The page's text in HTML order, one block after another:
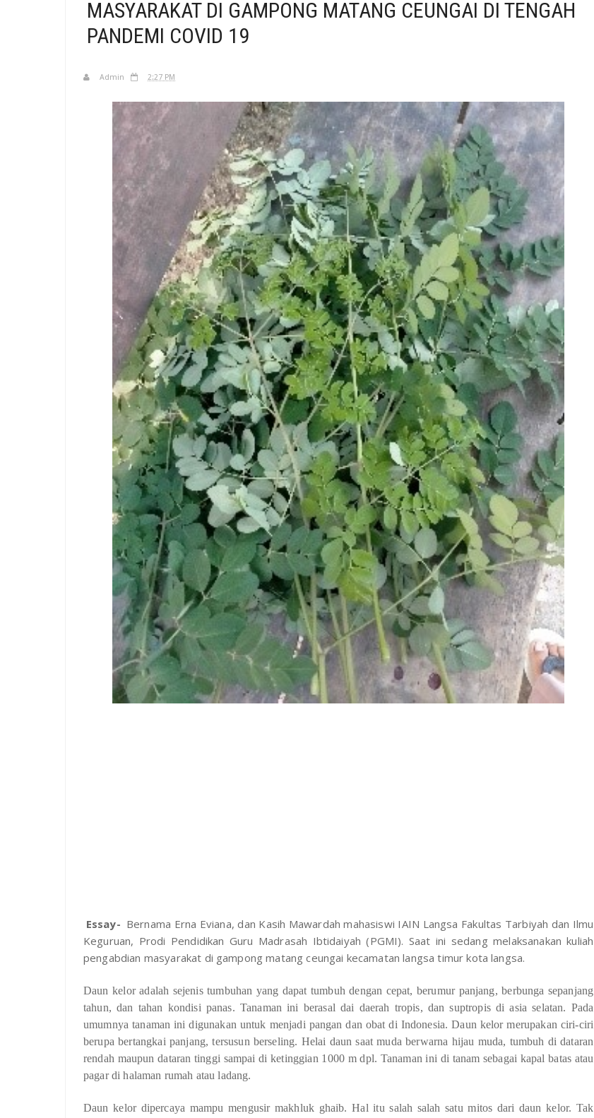
MASYARAKAT DI GAMPONG MATANG CEUNGAI DI TENGAH
PANDEMI COVID 19
Admin 2:27 PM
Essay- Bernama Erna Eviana, dan Kasih Mawardah mahasiswi IAIN Langsa Fakultas Tarbiyah dan Ilmu
Keguruan, Prodi Pendidikan Guru Madrasah Ibtidaiyah (PGMI). Saat ini sedang melaksanakan kuliah
pengabdian masyarakat di gampong matang ceungai kecamatan langsa timur kota langsa.
Daun kelor adalah sejenis tumbuhan yang dapat tumbuh dengan cepat, berumur panjang, berbunga sepanjang
tahun, dan tahan kondisi panas. Tanaman ini berasal dai daerah tropis, dan suptropis di asia selatan. Pada
umumnya tanaman ini digunakan untuk menjadi pangan dan obat di Indonesia. Daun kelor merupakan ciri-ciri
berupa bertangkai panjang, tersusun berseling. Helai daun saat muda berwarna hijau muda, tumbuh di dataran
rendah maupun dataran tinggi sampai di ketinggian 1000 m dpl. Tanaman ini di tanam sebagai kapal batas atau
pagar di halaman rumah atau ladang.
Daun kelor dipercaya mampu mengusir makhluk ghaib. Hal itu salah salah satu mitos dari daun kelor. Tak